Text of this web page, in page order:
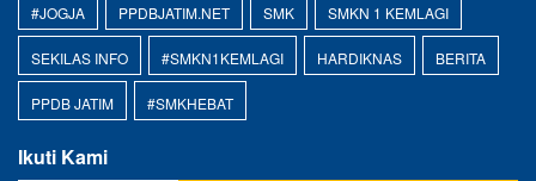
#JOGJA PPDBJATIM.NET SMK SMKN 1 KEMLAGI
SEKILAS INFO #SMKN1KEMLAGI HARDIKNAS BERITA
PPDB JATIM #SMKHEBAT
Ikuti Kami